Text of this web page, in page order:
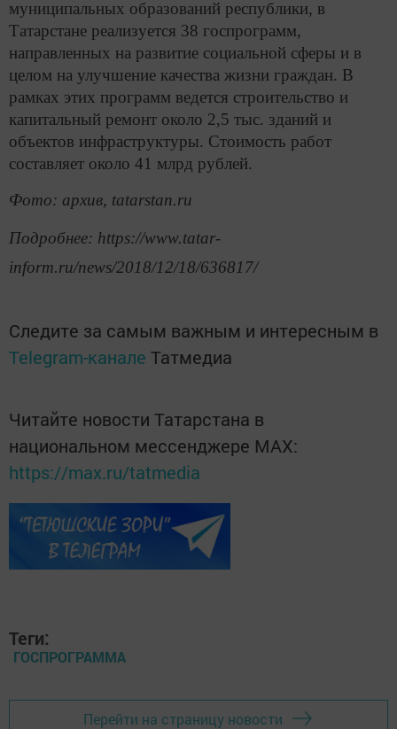
муниципальных образований республики, в
Татарстане реализуется 38 госпрограмм,
направленных на развитие социальной сферы и в
целом на улучшение качества жизни граждан. В
рамках этих программ ведется строительство и
капитальный ремонт около 2,5 тыс. зданий и
объектов инфраструктуры. Стоимость работ
составляет около 41 млрд рублей.
Фото: архив, tatarstan.ru
Подробнее: https://www.tatar-
inform.ru/news/2018/12/18/636817/
Следите за самым важным и интересным в
Telegram-канале Татмедиа
Читайте новости Татарстана в
национальном мессенджере MАХ:
https://max.ru/tatmedia
Теги:
ГОСПРОГРАММА
Перейти на страницу новости